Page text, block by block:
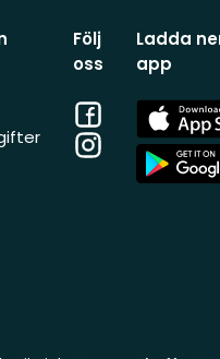
Följ
oss
Facebook
Instagram
Ladda
app
App
Store
App
Store